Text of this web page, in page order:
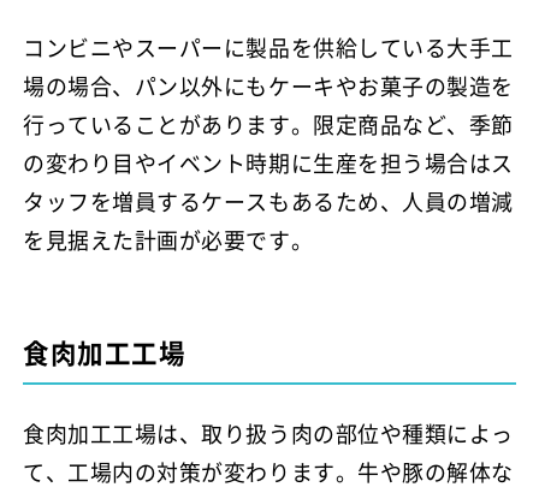
コンビニやスーパーに製品を供給している大手工
場の場合、パン以外にもケーキやお菓子の製造を
行っていることがあります。限定商品など、季節
の変わり目やイベント時期に生産を担う場合はス
タッフを増員するケースもあるため、人員の増減
を見据えた計画が必要です。
食肉加工工場
食肉加工工場は、取り扱う肉の部位や種類によっ
て、工場内の対策が変わります。牛や豚の解体な